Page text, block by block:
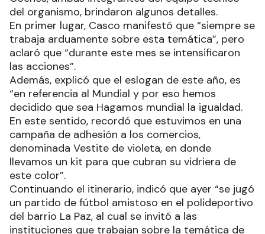
del organismo, brindaron algunos detalles.
En primer lugar, Casco manifestó que “siempre se
trabaja arduamente sobre esta temática”, pero
aclaró que “durante este mes se intensificaron
las acciones”.
Además, explicó que el eslogan de este año, es
“en referencia al Mundial y por eso hemos
decidido que sea Hagamos mundial la igualdad.
En este sentido, recordó que estuvimos en una
campaña de adhesión a los comercios,
denominada Vestite de violeta, en donde
llevamos un kit para que cubran su vidriera de
este color”.
Continuando el itinerario, indicó que ayer “se jugó
un partido de fútbol amistoso en el polideportivo
del barrio La Paz, al cual se invitó a las
instituciones que trabajan sobre la temática de